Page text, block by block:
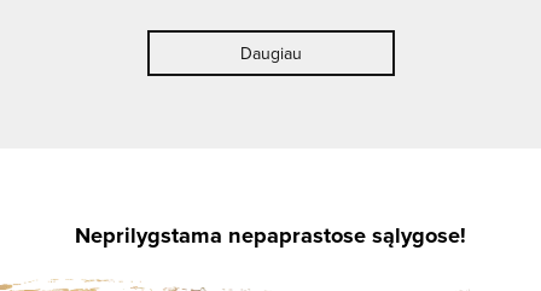
Daugiau
Neprilygstama nepaprastose sąlygose!